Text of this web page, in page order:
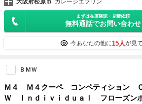
大阪府松原市 ガレージエブリン
まずは在庫確認・見積依頼
無料通話でお問い合わせ
今あなたの他に15人が見
ＢＭＷ
Ｍ４ Ｍ４クーペ コンペティション
Ｗ Ｉｎｄｉｖｉｄｕａｌ フローズン